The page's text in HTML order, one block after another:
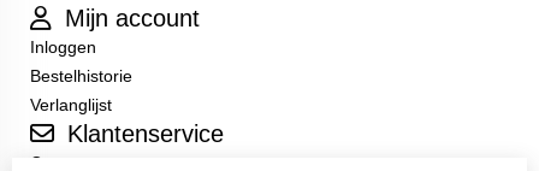
Mijn account
Inloggen
Bestelhistorie
Verlanglijst
Klantenservice
Contact